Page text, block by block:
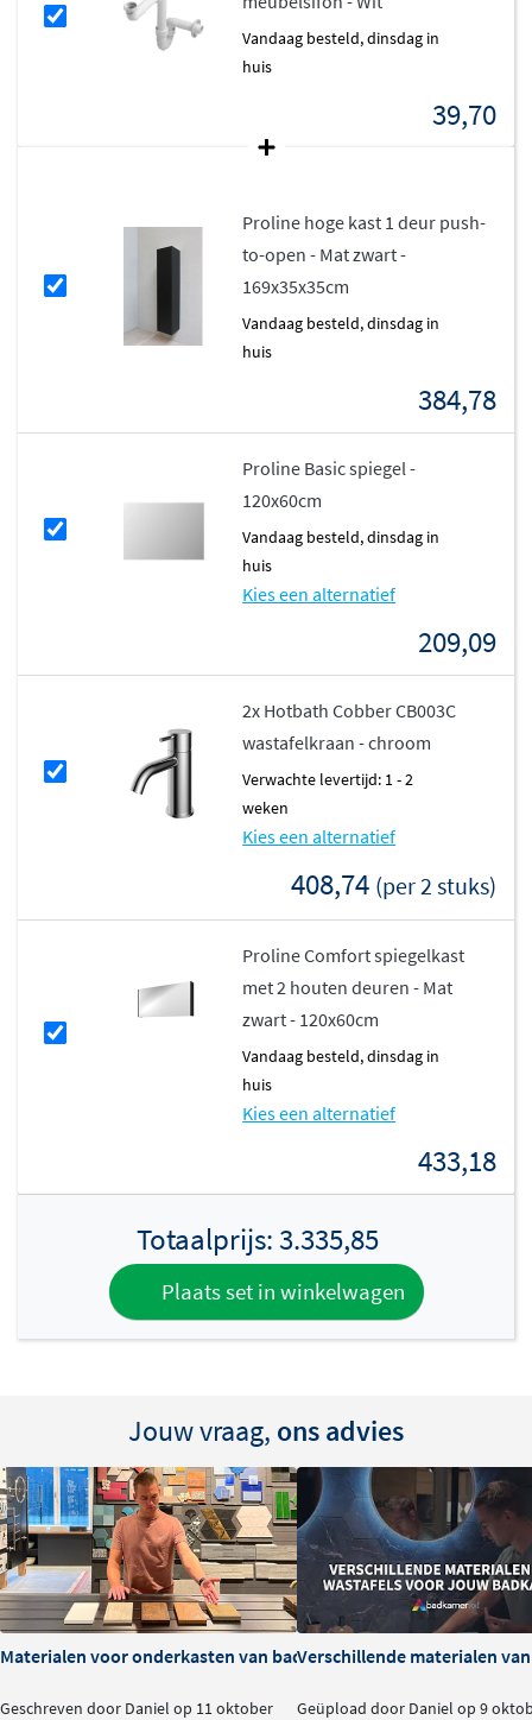
badkamermeubel.
vandaag besteld, dinsdag in
huis
39,70
Proline hoge kast 1 deur push-
to-open - Mat zwart -
169x35x35cm
vandaag besteld, dinsdag in
huis
384,78
Proline Basic spiegel -
120x60cm
vandaag besteld, dinsdag in
huis
Kies een alternatief
209,09
2x Hotbath Cobber CB003C
wastafelkraan - chroom
Verwachte levertijd: 1 - 2
weken
Kies een alternatief
408,74 (per 2 stuks)
Proline Comfort spiegelkast
met 2 houten deuren - Mat
zwart - 120x60cm
vandaag besteld, dinsdag in
huis
Kies een alternatief
433,18
Totaalprijs:3.335,85
Plaats set in winkelwagen
Jouw vraag, ons advies
Materialen voor onderkasten van badkamermeubels: voor- en
Geschreven door Daniel op 11 oktober
Verschillende materialen
Geüpload door Daniel op 9